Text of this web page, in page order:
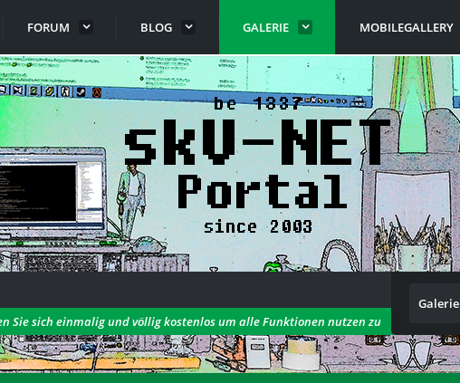
FORUM BLOG GALERIE MOBILEGALLERY
Galerie
Sie sich einmalig und völlig kostenlos um alle Funktionen nutzen zu